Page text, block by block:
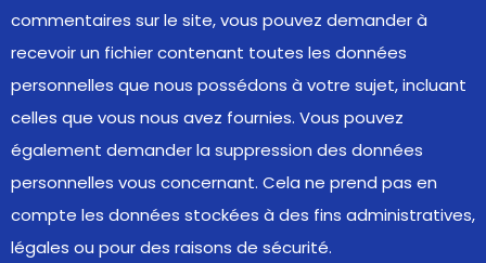
commentaires sur le site, vous pouvez demander à
recevoir un fichier contenant toutes les données
personnelles que nous possédons à votre sujet, incluant
celles que vous nous avez fournies. Vous pouvez
également demander la suppression des données
personnelles vous concernant. Cela ne prend pas en
compte les données stockées à des fins administratives,
légales ou pour des raisons de sécurité.